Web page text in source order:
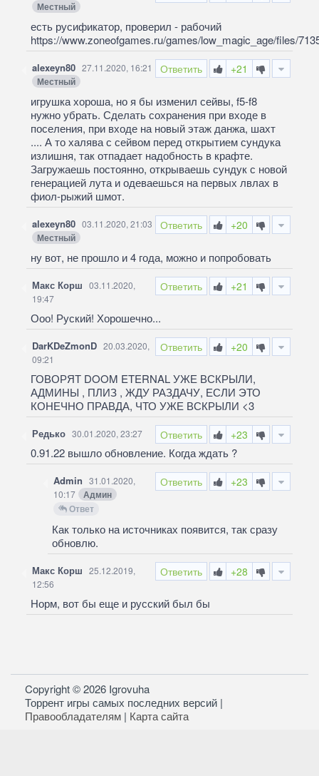
Местный
есть русификатор, проверил - рабочий
https://www.zoneofgames.ru/games/low_magic_age/files/
Ответить +21
alexeyn80 27.11.2020, 16:21
Местный
игрушка хороша, но я бы изменил сейвы, f5-f8
нужно убрать. Сделать сохранения при входе в
поселения, при входе на новый этаж данжа, шахт
.... А то халява с сейвом перед открытием сундука
излишня, так отпадает надобность в крафте.
Загружаешь постоянно, открываешь сундук с новой
генерацией лута и одеваешься на первых лвлах в
фиол-рыжий шмот.
Ответить +20
alexeyn80 03.11.2020, 21:03
Местный
ну вот, не прошло и 4 года, можно и попробовать
Ответить +21
Макс Корш 03.11.2020,
19:47
Ооо! Руский! Хорошечно...
Ответить +20
DarKDeZmonD 20.03.2020,
09:21
ГОВОРЯТ DOOM ETERNAL УЖЕ ВСКРЫЛИ,
АДМИНЫ , ПЛИЗ , ЖДУ РАЗДАЧУ, ЕСЛИ ЭТО
КОНЕЧНО ПРАВДА, ЧТО УЖЕ ВСКРЫЛИ <3
Ответить +23
Редько 30.01.2020, 23:27
0.91.22 вышло обновление. Когда ждать ?
Ответить +23
Admin 31.01.2020,
10:17
Админ
Ответ
Как только на источниках появится, так сразу
обновлю.
Ответить +28
Макс Корш 25.12.2019,
12:56
Норм, вот бы еще и русский был бы
Copyright © 2026 Igrovuha
Торрент игры самых последних версий |
Правообладателям | Карта сайта